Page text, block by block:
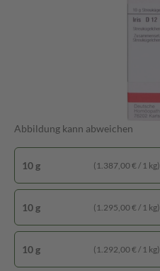
Abbildung kann abweichen
10 g (1.387,00 € / 1 kg)
10 g (1.295,00 € / 1 kg)
10 g (1.292,00 € / 1 kg)